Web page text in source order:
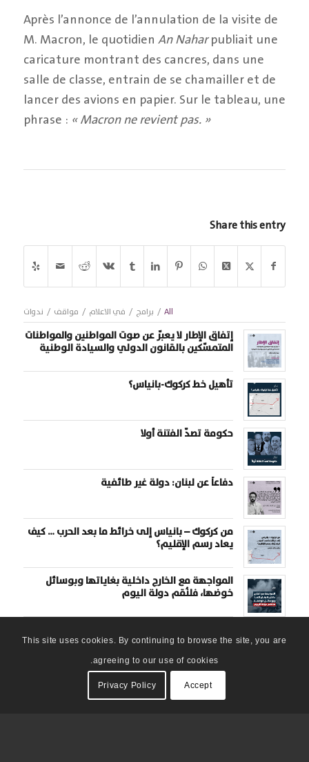
Après l’annonce de l’annulation de la visite de
M. Macron, le quotidien An Naharpubliait une
caricature montrant des cancres, dans une
salle de classe, entrain de se chamailler et de
lancer des avions en papier. Sur le tableau, une
phrase : « Macron ne revient pas. »
Share this entry
All
/ برامج / في الاعلام / مواقف / ندوات
إتفاق الإطار لا يعبّر عن صوت المواطنين والمواطنات
المتمسّكين بالقانون الدولي والسيادة الوطنية
تأهيل خط كركوك-بانياس؟
حكومة تصدّ الفتنة أولا
دفاعاً عن لبنان: دولة غير طائفية
من كركوك – بانياس إلى خرائط ما بعد الحرب … كيف
يعاد رسم الإقليم؟
المواجهة مع الخارج داخلية بغاياتها وبوسائل
خوضها، فلنُقم دولة اليوم
This site uses cookies. By continuing to browse the site, you are
agreeing to our use of cookies.
Accept
Privacy Policy